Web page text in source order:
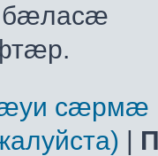
бæласæ
сæрмæ
|